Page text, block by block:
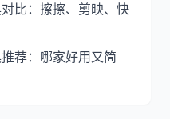
比：擦擦、剪映、快
荐：哪家好用又简